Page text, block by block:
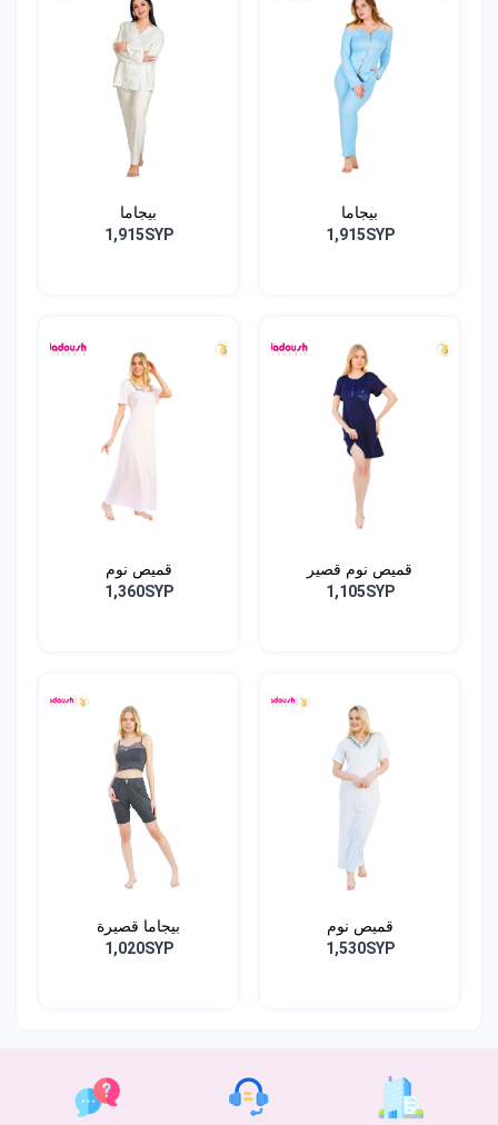
بيجاما
1,915SYP
بيجاما
1,915SYP
قميص نوم قصير
1,105SYP
قميص نوم
1,360SYP
قميص نوم
1,530SYP
بيجاما قصيرة
1,020SYP